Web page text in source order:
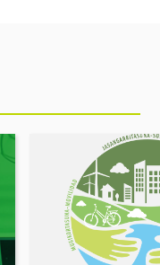
MOVILIDAD
¡Comparte